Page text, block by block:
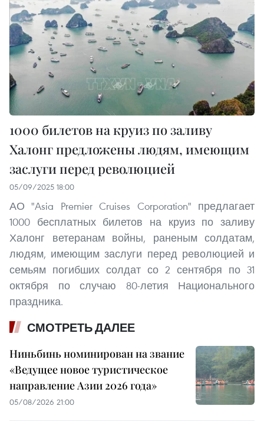
1000 билетов на круиз по заливу
Халонг предложены людям, имеющим
заслуги перед революцией
05/09/2025 18:00
АО "Asia Premier Cruises Corporation" предлагает
1000 бесплатных билетов на круиз по заливу
Халонг ветеранам войны, раненым солдатам,
людям, имеющим заслуги перед революцией и
семьям погибших солдат со 2 сентября по 31
октября по случаю 80-летия Национального
праздника.
СМОТРЕТЬ ДАЛЕЕ
Ниньбинь номинирован на звание
«Ведущее новое туристическое
направление Азии 2026 года»
05/08/2026 21:00